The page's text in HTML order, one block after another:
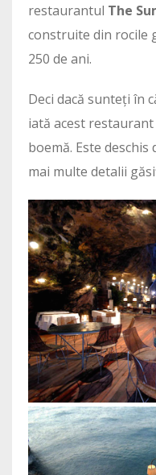
restaurantul The
construite din rocile
250 de ani.
Deci dacă sunteți în
iată acest
boemă. Este
mai multe detalii